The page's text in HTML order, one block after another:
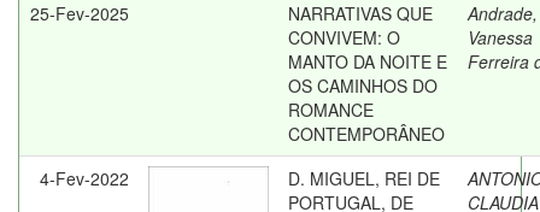
25-Fev-2025
NARRATIVAS QUE
CONVIVEM: O
MANTO DA NOITE E
OS CAMINHOS DO
ROMANCE
CONTEMPORÂNEO
Andrade,
Vanessa
Ferreira
4-Fev-2022
D. MIGUEL, REI DE
PORTUGAL, DE
CLAUDIA